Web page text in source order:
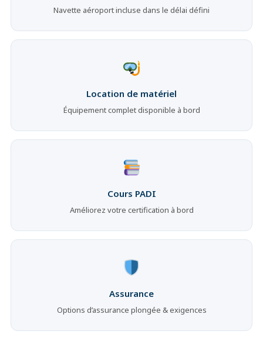
Navette aéroport incluse dans le délai défini
Location de matériel
Équipement complet disponible à bord
Cours PADI
Améliorez votre certification à bord
Assurance
Options d’assurance plongée & exigences